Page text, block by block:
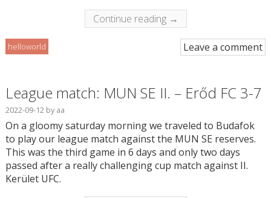
Continue reading →
helloworld Leave a comment
League match: MUN SE II. – Erőd FC 3-7
2022-09-12byaa
On a gloomy saturday morning we traveled to Budafok
to play our league match against the MUN SE reserves.
This was the third game in 6 days and only two days
passed after a really challenging cup match against II.
Kerület UFC.